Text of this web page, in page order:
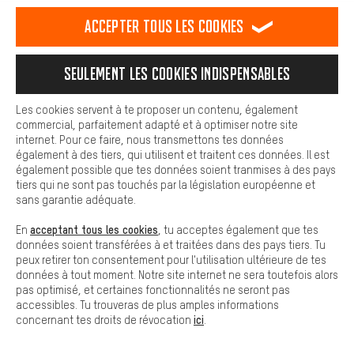
RÉSILIER LE CONTRAT Communauté d'Aix-la-Chapelle
Programme d'affiliation Mentions Légales Protection des données
Conditions générales de vente Plateforme d'Alerte
Reprise des batteries Corepile Paramètres de cookies
Modifier le contraste
Tous les prix s'entendent en euros (MwSt hors) plus les
frais de portpour la livraison versÉtats-Unis.
Nous pouvons ainsi mettre à ta disposition d'autres contenus et
informations utiles. De plus, tu as la possibilité d'utiliser des
facilement les bons produits. Par exemple, nous proposons une
facilement aux questions.
Cookies de base
Les cookies de base garantissent que tu puisses utiliser les
fonctions de notre site web.
Accepter tous les cookies
Seulement les cookies indispensables
Les cookies servent à te proposer un contenu, également
commercial, parfaitement adapté et à optimiser notre site
internet. Pour ce faire, nous transmettons tes données
également à des tiers, qui utilisent et traitent ces données. Il est
également possible que tes données soient tranmises à des pays
tiers qui ne sont pas touchés par la législation européenne et
sans garantie adéquate.
En acceptant tous les cookies , tu acceptes également que tes
données soient transférées à et traitées dans des pays tiers. Tu
peux retirer ton consentement pour l'utilisation ultérieure de tes
données à tout moment. Notre site internet ne sera toutefois alors
pas optimisé, et certaines fonctionnalités ne seront pas
accessibles. Tu trouveras de plus amples informations
concernant tes droits de révocation ici